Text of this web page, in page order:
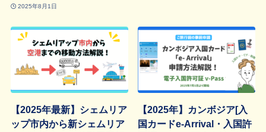
2025年8月1日
【2025年最新】シェムリア
ップ市内から新シェムリア
【2025年】カンボジア[入
国カードe-Arrival・入国許